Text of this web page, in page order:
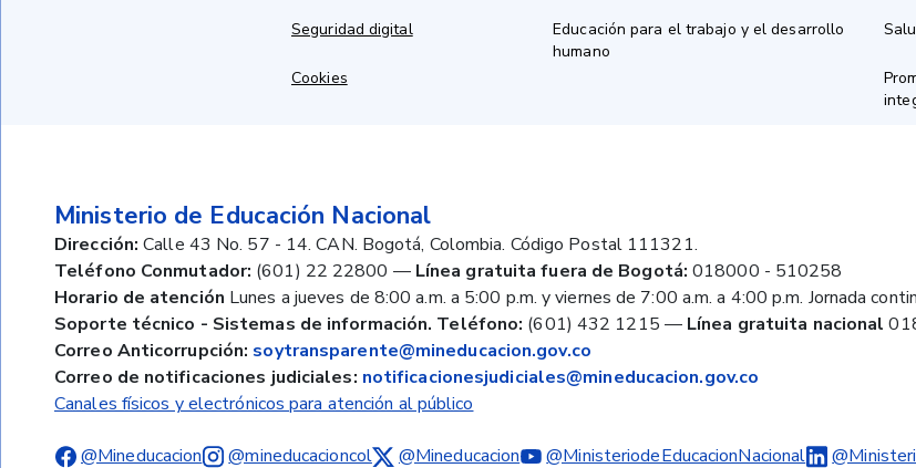
Seguridad digital
Cookies
Educación para el trabajo y el desarrollo
humano
Ministerio de Educación Nacional
Dirección: Calle 43 No. 57 - 14. CAN. Bogotá, Colombia. Código Postal 111321.
Teléfono Conmutador: (601) 22 22800 — Línea gratuita fuera de Bogotá: 018000 - 510258
Horario de atención Lunes a jueves de 8:00 a.m. a 5:00 p.m. y viernes de 7:00 a.m. a 4:00 p.m. Jornada
Soporte técnico - Sistemas de información. Teléfono: (601) 432 1215 — Línea gratuita nacional
Correo Anticorrupción: soytransparente@mineducacion.gov.co
Correo de notificaciones judiciales: notificacionesjudiciales@mineducacion.gov.co
Canales físicos y electrónicos para atención al público
@Mineducacion @mineducacioncol @Mineducacion @MinisteriodeEducacionNacional